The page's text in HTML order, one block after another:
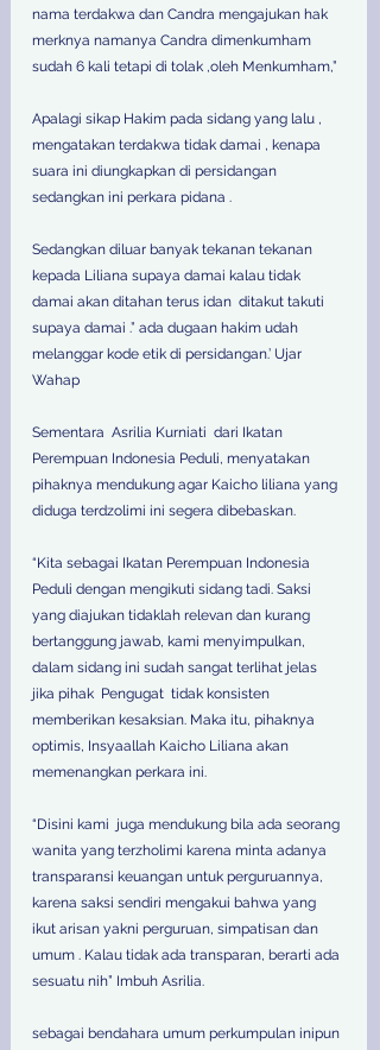
nama terdakwa dan Candra mengajukan hak
merknya namanya Candra dimenkumham
sudah 6 kali tetapi di tolak ,oleh Menkumham,”
Apalagi sikap Hakim pada sidang yang lalu ,
mengatakan terdakwa tidak damai , kenapa
suara ini diungkapkan di persidangan
sedangkan ini perkara pidana .
Sedangkan diluar banyak tekanan tekanan
kepada Liliana supaya damai kalau tidak
damai akan ditahan terus idan  ditakut takuti
supaya damai .” ada dugaan hakim udah
melanggar kode etik di persidangan.’ Ujar
Wahap
Sementara  Asrilia Kurniati  dari Ikatan
Perempuan Indonesia Peduli, menyatakan
pihaknya mendukung agar Kaicho liliana yang
diduga terdzolimi ini segera dibebaskan.
“Kita sebagai Ikatan Perempuan Indonesia
Peduli dengan mengikuti sidang tadi. Saksi
yang diajukan tidaklah relevan dan kurang
bertanggung jawab, kami menyimpulkan,
dalam sidang ini sudah sangat terlihat jelas
jika pihak  Pengugat  tidak konsisten
memberikan kesaksian. Maka itu, pihaknya
optimis, Insyaallah Kaicho Liliana akan
memenangkan perkara ini.
“Disini kami  juga mendukung bila ada seorang
wanita yang terzholimi karena minta adanya
transparansi keuangan untuk perguruannya,
karena saksi sendiri mengakui bahwa yang
ikut arisan yakni perguruan, simpatisan dan
umum . Kalau tidak ada transparan, berarti ada
sesuatu nih” Imbuh Asrilia.
sebagai bendahara umum perkumpulan inipun